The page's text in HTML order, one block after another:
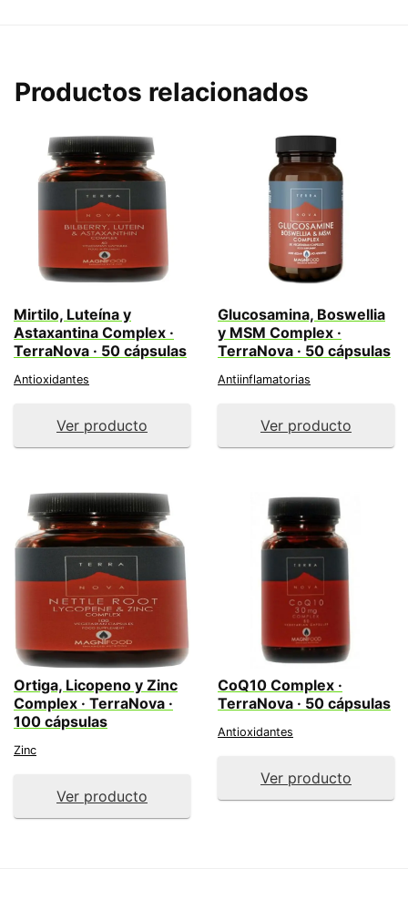
Productos relacionados
Mirtilo, Luteína y
Astaxantina Complex ·
TerraNova · 50 cápsulas
Antioxidantes
Ver producto
Glucosamina, Boswellia
y MSM Complex ·
TerraNova · 50 cápsulas
Antiinflamatorias
Ver producto
Ortiga, Licopeno y Zinc
Complex · TerraNova ·
100 cápsulas
Zinc
Ver producto
CoQ10 Complex ·
TerraNova · 50 cápsulas
Antioxidantes
Ver producto